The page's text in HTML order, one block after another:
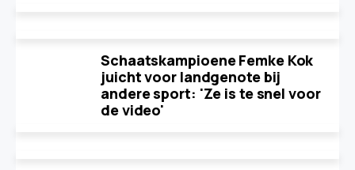
Schaatskampioene Femke Kok
juicht voor landgenote bij
andere sport: 'Ze is te snel voor
de video'